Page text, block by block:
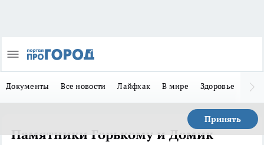
Документы Все новости Лайфхак В мире Здоровье
Принять
Памятники Горькому и Домик